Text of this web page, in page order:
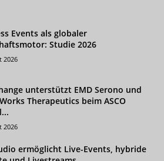
Events als globaler
Studie 2026
2026
unterstützt EMD Serono und
Therapeutics beim ASCO
2026
ermöglicht Live-Events, hybride